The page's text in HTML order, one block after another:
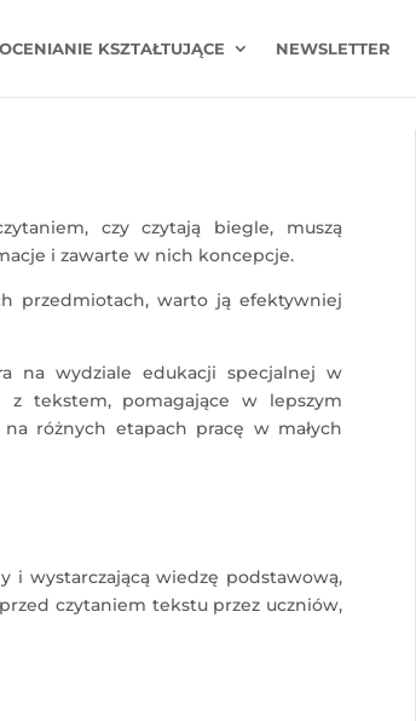
OCENIANIE KSZTAŁTUJĄCE NEWSLETTER
czy czytają biegle, muszą
i zawarte w nich koncepcje.
przedmiotach, warto ją efektywniej
na wydziale edukacji specjalnej w
z tekstem, pomagające w lepszym
różnych etapach pracę w małych
i wystarczającą wiedzę podstawową,
czytaniem tekstu przez uczniów,